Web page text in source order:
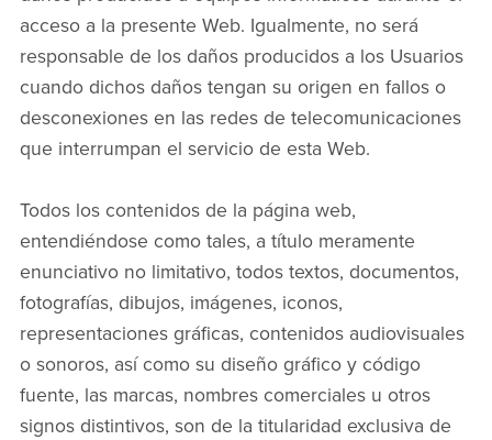
acceso a la presente Web. Igualmente, no será
responsable de los daños producidos a los Usuarios
cuando dichos daños tengan su origen en fallos o
desconexiones en las redes de telecomunicaciones
que interrumpan el servicio de esta Web.
Todos los contenidos de la página web,
entendiéndose como tales, a título meramente
enunciativo no limitativo, todos textos, documentos,
fotografías, dibujos, imágenes, iconos,
representaciones gráficas, contenidos audiovisuales
o sonoros, así como su diseño gráfico y código
fuente, las marcas, nombres comerciales u otros
signos distintivos, son de la titularidad exclusiva de